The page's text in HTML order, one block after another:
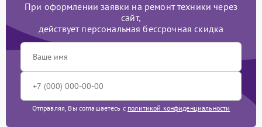
При оформлении заявки на ремонт техники через
сайт,
действует персональная бессрочная скидка
Отправляя, Вы соглашаетесь с политикой конфиденциальности